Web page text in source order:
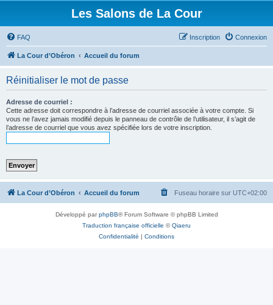
Les Salons de La Cour
FAQ Connexion
Inscription
La Cour d’Obéron Accueil du forum
Réinitialiser le mot de passe
Adresse de courriel :
Cette adresse doit correspondre à l’adresse de courriel associée à votre compte. Si
vous ne l’avez jamais modifié depuis le panneau de contrôle de l’utilisateur, il s’agit de
l’adresse de courriel que vous avez spécifiée lors de votre inscription.
La Cour d’Obéron Accueil du forum Fuseau horaire sur UTC+02:00
Développé parphpBB® Forum Software © phpBB Limited
Traduction française officielle ©Qiaeru
Confidentialité | Conditions